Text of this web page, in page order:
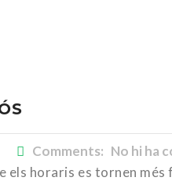
Comments: No hi ha
els horaris es tornen